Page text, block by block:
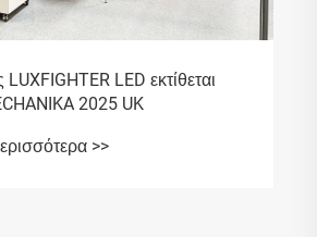
LED εκτίθεται
2025 UK
>>